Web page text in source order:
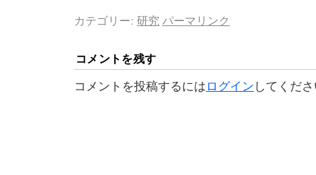
カテゴリー: 研究 パーマリンク
コメントを残す
コメントを投稿するにはログインしてくだ